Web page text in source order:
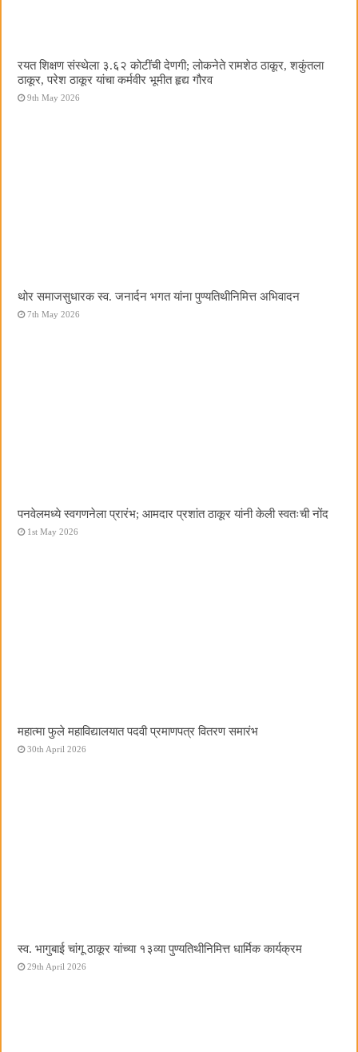
रयत शिक्षण संस्थेला ३.६२ कोटींची देणगी; लोकनेते रामशेठ ठाकूर, शकुंतला
ठाकूर, परेश ठाकूर यांचा कर्मवीर भूमीत हृद्य गौरव
9th May 2026
थोर समाजसुधारक स्व. जनार्दन भगत यांना पुण्यतिथीनिमित्त अभिवादन
7th May 2026
पनवेलमध्ये स्वगणनेला प्रारंभ; आमदार प्रशांत ठाकूर यांनी केली स्वतःची नोंद
1st May 2026
महात्मा फुले महाविद्यालयात पदवी प्रमाणपत्र वितरण समारंभ
30th April 2026
स्व. भागुबाई चांगू ठाकूर यांच्या १३व्या पुण्यतिथीनिमित्त धार्मिक कार्यक्रम
29th April 2026